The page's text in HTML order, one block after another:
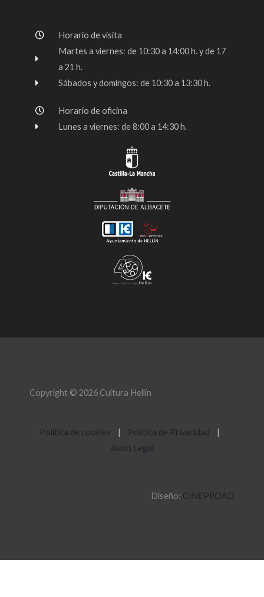
o
o
-
r
a
m
e
Horario de visita
Martes a viernes: de 10:30 a 14:00 h. y de 17
a 21 h.
Sábados y domingos: de 10:30 a 13:30 h.
Horario de oficina
Lunes a viernes: de 8:00 a 14:30 h.
Copyright © 2026 Cultura Hellín
Política de cookies | Política de Privacidad
|
Aviso Legal
Diseño: CINEPROAD